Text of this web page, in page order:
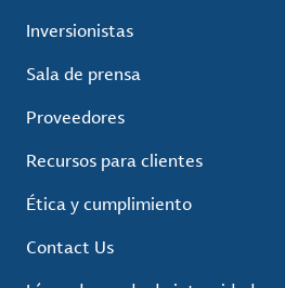
Inversionistas
Sala de prensa
Proveedores
Recursos para clientes
Ética y cumplimiento
Contact Us